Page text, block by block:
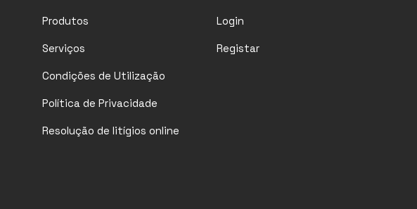
Produtos
Serviços
Condições de Utilização
Política de Privacidade
Resolução de litígios online
Login
Registar